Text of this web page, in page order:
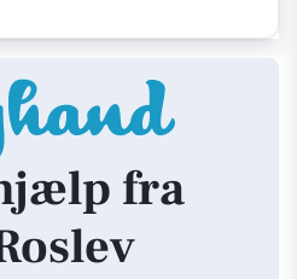
fra